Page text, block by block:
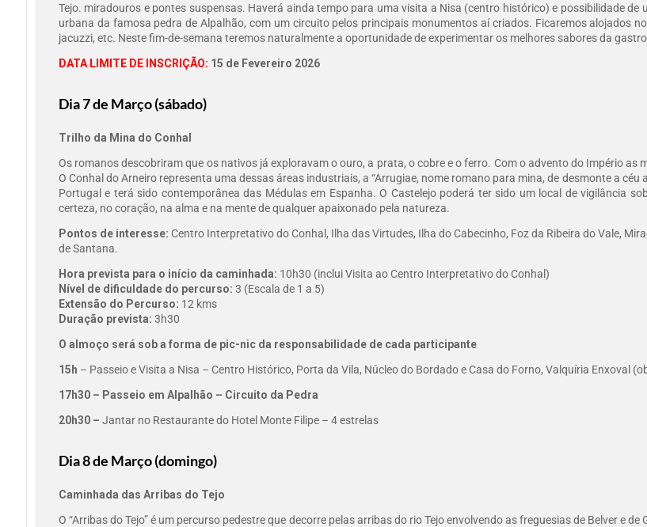
Tejo. miradouros e pontes suspensas. Haverá ainda tempo para uma visita a Nisa (centro histórico) e possibilidade
urbana da famosa pedra de Alpalhão, com um circuito pelos principais monumentos aí criados. Ficaremos alojados
jacuzzi, etc. Neste fim-de-semana teremos naturalmente a oportunidade de experimentar os melhores sabores da
DATA LIMITE DE INSCRIÇÃO: 15 de Fevereiro 2026
Dia 7 de Março (sábado)
Trilho da Mina do Conhal
Os romanos descobriram que os nativos já exploravam o ouro, a prata, o cobre e o ferro. Com o advento do Império
O Conhal do Arneiro representa uma dessas áreas industriais, a “Arrugiae, nome romano para mina, de desmonte a
Portugal e terá sido contemporânea das Médulas em Espanha. O Castelejo poderá ter sido um local de vigilância
certeza, no coração, na alma e na mente de qualquer apaixonado pela natureza.
Pontos de interesse: Centro Interpretativo do Conhal, Ilha das Virtudes, Ilha do Cabecinho, Foz da Ribeira do Vale,
de Santana.
Hora prevista para o início da caminhada: 10h30 (inclui Visita ao Centro Interpretativo do Conhal)
Nível de dificuldade do percurso: 3 (Escala de 1 a 5)
Extensão do Percurso: 12 kms
Duração prevista: 3h30
O almoço será sob a forma de pic-nic da responsabilidade de cada participante
15h – Passeio e Visita a Nisa – Centro Histórico, Porta da Vila, Núcleo do Bordado e Casa do Forno, Valquíria Enxoval
17h30 – Passeio em Alpalhão – Circuito da Pedra
20h30 – Jantar no Restaurante do Hotel Monte Filipe – 4 estrelas
Dia 8 de Março (domingo)
Caminhada das Arribas do Tejo
O “Arribas do Tejo” é um percurso pedestre que decorre pelas arribas do rio Tejo envolvendo as freguesias de Belver e